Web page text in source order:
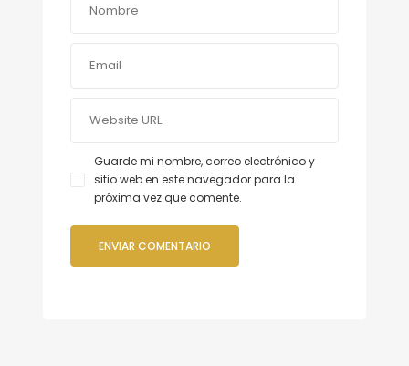
Guarde mi nombre, correo electrónico y
sitio web en este navegador para la
próxima vez que comente.